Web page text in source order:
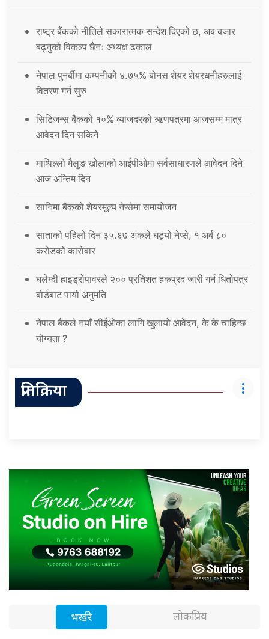
राष्ट्र बैंकको नीतिले सकारात्मक सन्देश दिएको छ, अब बजार
बढ्नुको विकल्प छैनः अध्यक्ष ढकाल
नेपाल पुनर्बीमा कम्पनीको ४.७५% बोनस शेयर शेयरधनीहरुलाई
वितरण गर्न सुरु
सिटिजन्स बैंकको १०% ब्याजदरको ऋणपत्रमा आजसम्म मात्र
आवेदन दिन सकिने
माथिल्लो मैलुङ खोलाको आईपीओमा सर्वसाधारणले आवेदन दिने
आज अन्तिम दिन
सानिमा बैंकको शेयरमूल्य नेप्सेमा समायोजन
साताको पहिलो दिन ३५.६७ अंकले घट्यो नेप्से, १ अर्ब ८०
करोडको कारोबार
घलेम्दी हाइड्रोपावरले २०० प्रतिशत हकप्रद जारी गर्न धितोपत्र
बोर्डबाट पायो अनुमति
नेपाल बैंकले नयाँ सीईओका लागि खुलायो आवेदन, के के चाहिन्छ
योग्यता ?
प्रतिक्रिया
भर्खरै लोकप्रिय